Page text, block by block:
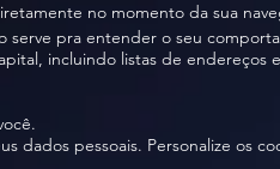
no momento da sua
serve pra entender o seu
incluindo listas de
dados pessoais. Personalize os